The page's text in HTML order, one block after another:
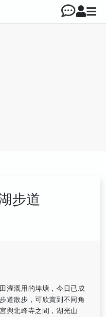
步道
灌溉用的埤塘，今日已成
道散步，可欣賞到不同角
與北峰寺之間，湖光山